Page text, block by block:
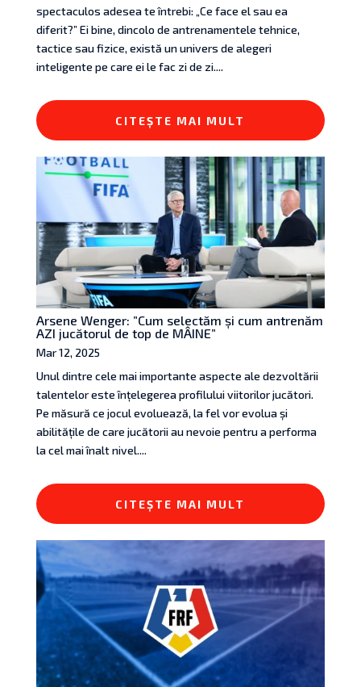
spectaculos adesea te întrebi: „Ce face el sau ea
diferit?” Ei bine, dincolo de antrenamentele tehnice,
tactice sau fizice, există un univers de alegeri
inteligente pe care ei le fac zi de zi....
CITEȘTE MAI MULT
Arsene Wenger: ”Cum selectăm și cum antrenăm
AZI jucătorul de top de MÂINE”
Mar 12, 2025
Unul dintre cele mai importante aspecte ale dezvoltării
talentelor este înțelegerea profilului viitorilor jucători.
Pe măsură ce jocul evoluează, la fel vor evolua și
abilitățile de care jucătorii au nevoie pentru a performa
la cel mai înalt nivel....
CITEȘTE MAI MULT